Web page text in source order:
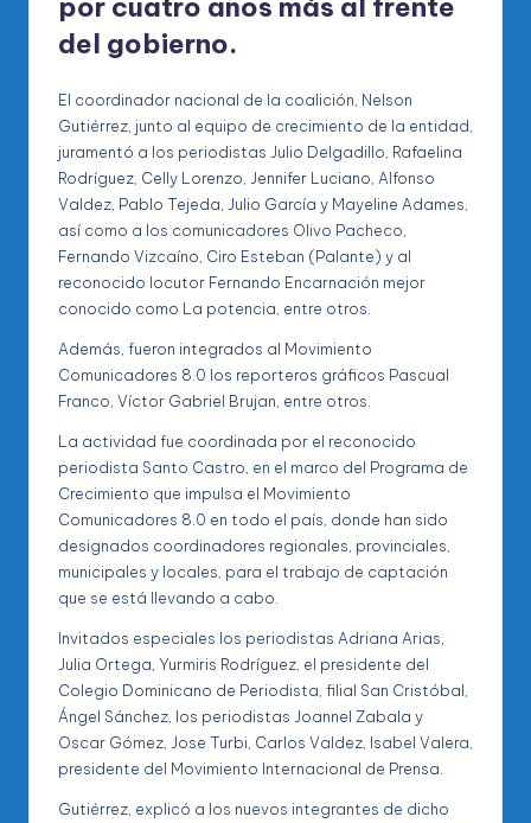
del gobierno.
El coordinador nacional de la coalición, Nelson
Gutiérrez, junto al equipo de crecimiento de la entidad,
juramentó a los periodistas Julio Delgadillo, Rafaelina
Rodríguez, Celly Lorenzo, Jennifer Luciano, Alfonso
Valdez, Pablo Tejeda, Julio García y Mayeline Adames,
así como a los comunicadores Olivo Pacheco,
Fernando Vizcaíno, Ciro Esteban (Palante) y al
reconocido locutor Fernando Encarnación mejor
conocido como La potencia, entre otros.
Además, fueron integrados al Movimiento
Comunicadores 8.0 los reporteros gráficos Pascual
Franco, Víctor Gabriel Brujan, entre otros.
La actividad fue coordinada por el reconocido
periodista Santo Castro, en el marco del Programa de
Crecimiento que impulsa el Movimiento
Comunicadores 8.0 en todo el país, donde han sido
designados coordinadores regionales, provinciales,
municipales y locales, para el trabajo de captación
que se está llevando a cabo.
Invitados especiales los periodistas Adriana Arias,
Julia Ortega, Yurmiris Rodríguez, el presidente del
Colegio Dominicano de Periodista, filial San Cristóbal,
Ángel Sánchez, los periodistas Joannel Zabala y
Oscar Gómez, Jose Turbi, Carlos Valdez, Isabel Valera,
presidente del Movimiento Internacional de Prensa.
Gutiérrez, explicó a los nuevos integrantes de dicho